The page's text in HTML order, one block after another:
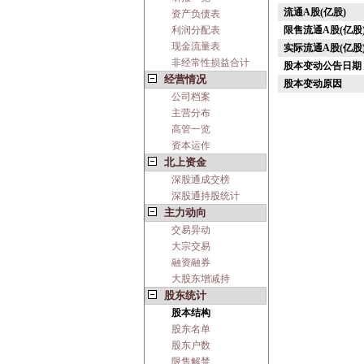
资产负债表
利润分配表
现金流量表
非经常性损益合计
经营情况
公司档案
主营分布
高管一览
资本运作
北上资金
深股通成交榜
深股通持股统计
主力动向
交易异动
大宗交易
融资融券
大股东增减持
股东统计
股本结构
股东名单
股东户数
限售解禁
流通A股(亿股)
限售流通A股(亿股
实际流通A股(亿股
股本变动公告日期
股本变动原因